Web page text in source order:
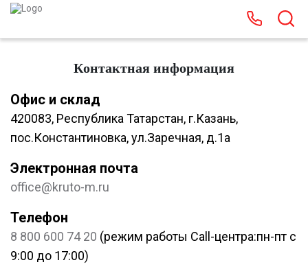
Контактная информация
Офис и склад
420083, Республика Татарстан, г.Казань,
пос.Константиновка, ул.Заречная, д.1а
Электронная почта
office@kruto-m.ru
Телефон
8 800 600 74 20 (режим работы Call-центра:пн-пт с
9:00 до 17:00)